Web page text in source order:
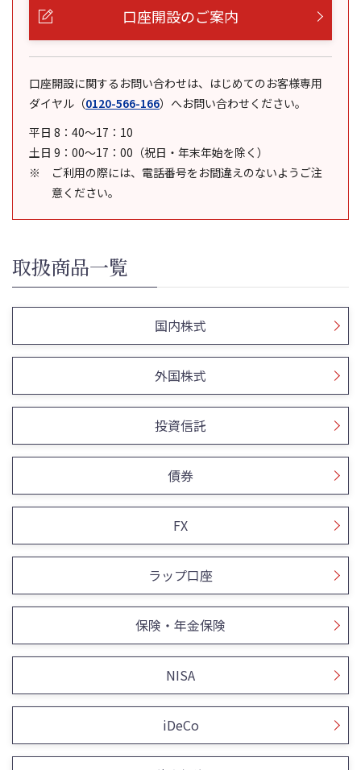
口座開設のご案内
口座開設に関するお問い合わせは、はじめてのお客様専用
ダイヤル （0120-566-166） へお問い合わせください。
平日 8：40～17：10
土日 9：00～17：00（祝日・年末年始を除く）
ご利用の際には、電話番号をお間違えのないようご注
意ください。
取扱商品一覧
国内株式
外国株式
投資信託
債券
FX
ラップ口座
保険・年金保険
NISA
iDeCo